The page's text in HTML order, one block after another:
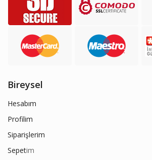
Bireysel
Hesabım
Profilim
Siparişlerim
Sepetim